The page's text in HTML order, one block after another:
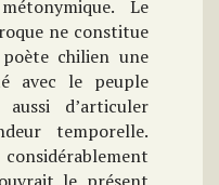
Le
ne constitue
chilien une
avec le peuple
d’articuler
temporelle.